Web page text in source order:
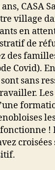
CASA
village
en
de
des
Covid).
sans
!
croisées